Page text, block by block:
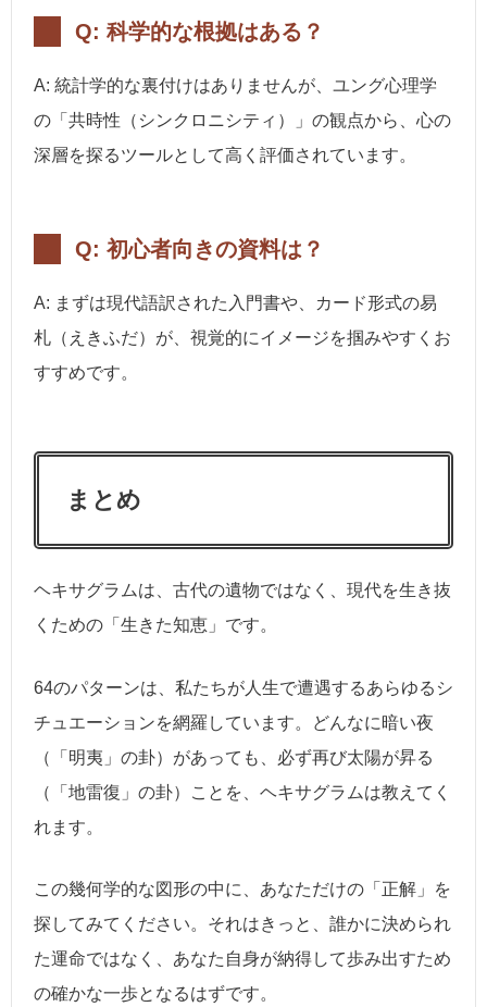
Q: 科学的な根拠はある？
A: 統計学的な裏付けはありませんが、ユング心理学
の「共時性（シンクロニシティ）」の観点から、心の
深層を探るツールとして高く評価されています。
Q: 初心者向きの資料は？
A: まずは現代語訳された入門書や、カード形式の易
札（えきふだ）が、視覚的にイメージを掴みやすくお
すすめです。
まとめ
ヘキサグラムは、古代の遺物ではなく、現代を生き抜
くための「生きた知恵」です。
64のパターンは、私たちが人生で遭遇するあらゆるシ
チュエーションを網羅しています。どんなに暗い夜
（「明夷」の卦）があっても、必ず再び太陽が昇る
（「地雷復」の卦）ことを、ヘキサグラムは教えてく
れます。
この幾何学的な図形の中に、あなただけの「正解」を
探してみてください。それはきっと、誰かに決められ
た運命ではなく、あなた自身が納得して歩み出すため
の確かな一歩となるはずです。